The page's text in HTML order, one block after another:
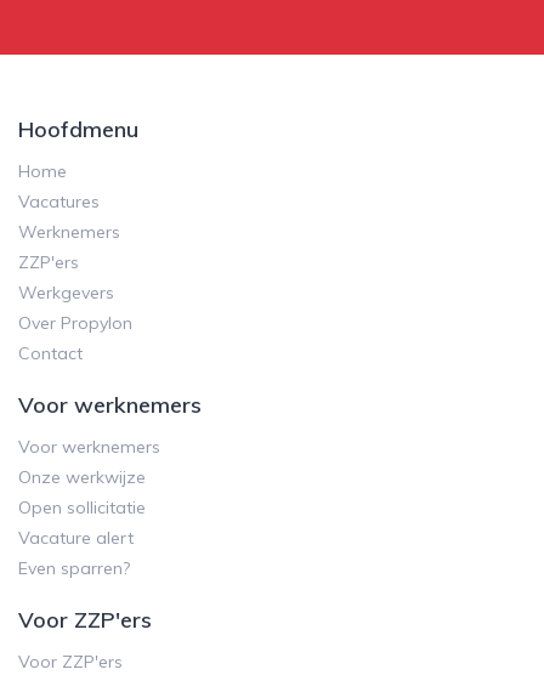
Hoofdmenu
Home
Vacatures
Werknemers
ZZP'ers
Werkgevers
Over Propylon
Contact
Voor werknemers
Voor werknemers
Onze werkwijze
Open sollicitatie
Vacature alert
Even sparren?
Voor ZZP'ers
Voor ZZP'ers